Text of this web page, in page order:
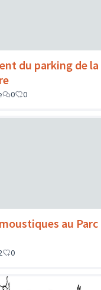
du parking de la
0 0
au Parc
0